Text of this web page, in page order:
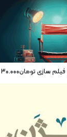
سازی تومان30.000